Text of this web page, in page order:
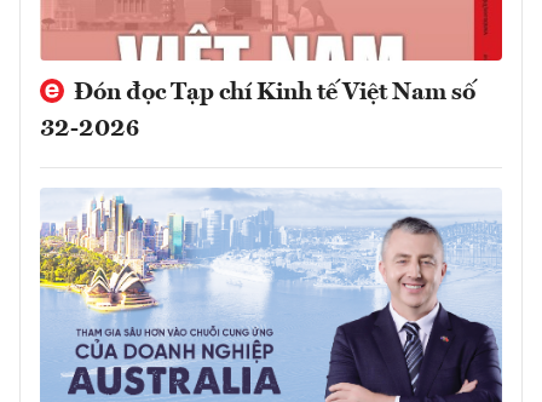
Đón đọc Tạp chí Kinh tế Việt Nam số
32-2026